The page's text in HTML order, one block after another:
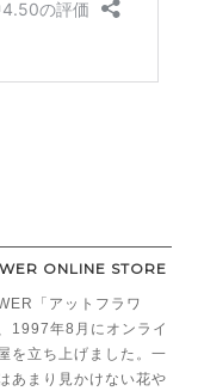
ONLINE STORE
「アットフラワ
1997年8月にオンライ
を立ち上げました。一
あまり見かけない花や